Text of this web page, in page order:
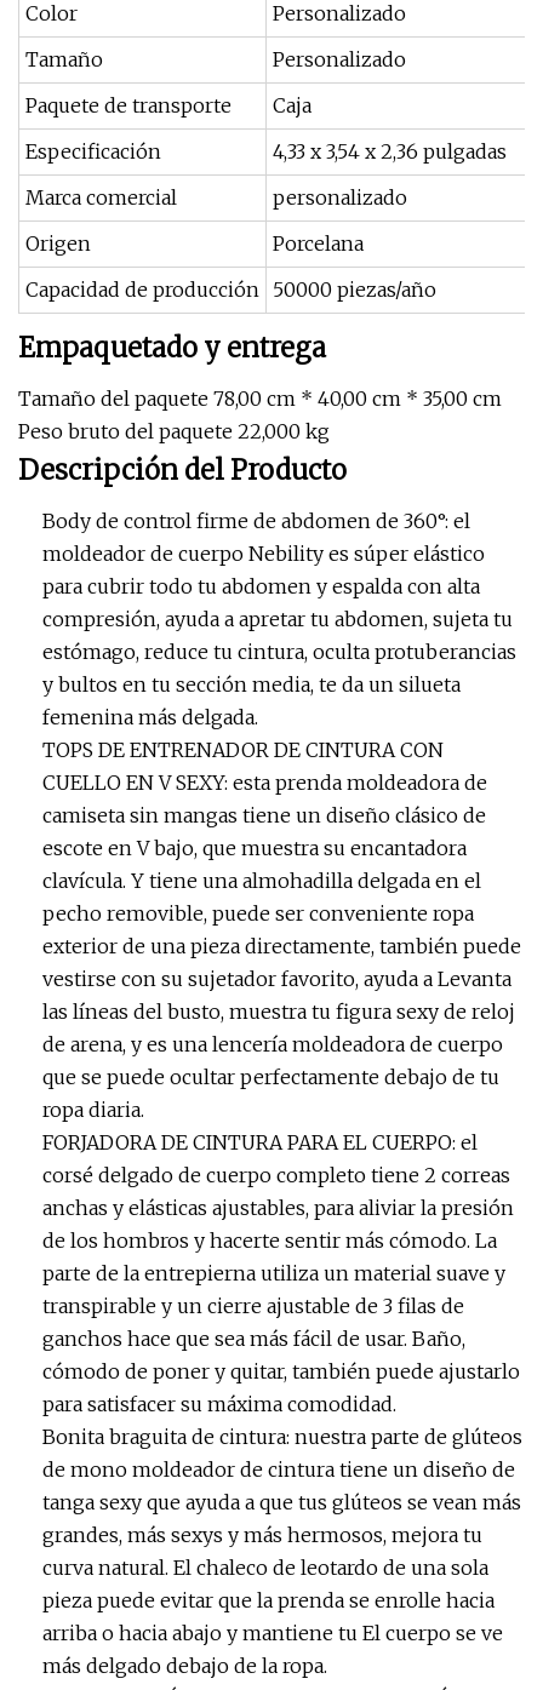
Color
Personalizado
Tamaño
Personalizado
Paquete de transporte
Caja
Especificación
4,33 x 3,54 x 2,36 pulgadas
Marca comercial
personalizado
Origen
Porcelana
Capacidad de producción 50000 piezas/año
Empaquetado y entrega
Tamaño del paquete 78,00 cm * 40,00 cm * 35,00 cm
Peso bruto del paquete 22,000 kg
Descripción del Producto
Body de control firme de abdomen de 360°: el
moldeador de cuerpo Nebility es súper elástico
para cubrir todo tu abdomen y espalda con alta
compresión, ayuda a apretar tu abdomen, sujeta tu
estómago, reduce tu cintura, oculta protuberancias
y bultos en tu sección media, te da un silueta
femenina más delgada.
TOPS DE ENTRENADOR DE CINTURA CON
CUELLO EN V SEXY: esta prenda moldeadora de
camiseta sin mangas tiene un diseño clásico de
escote en V bajo, que muestra su encantadora
clavícula. Y tiene una almohadilla delgada en el
pecho removible, puede ser conveniente ropa
exterior de una pieza directamente, también puede
vestirse con su sujetador favorito, ayuda a Levanta
las líneas del busto, muestra tu figura sexy de reloj
de arena, y es una lencería moldeadora de cuerpo
que se puede ocultar perfectamente debajo de tu
ropa diaria.
FORJADORA DE CINTURA PARA EL CUERPO: el
corsé delgado de cuerpo completo tiene 2 correas
anchas y elásticas ajustables, para aliviar la presión
de los hombros y hacerte sentir más cómodo. La
parte de la entrepierna utiliza un material suave y
transpirable y un cierre ajustable de 3 filas de
ganchos hace que sea más fácil de usar. Baño,
cómodo de poner y quitar, también puede ajustarlo
para satisfacer su máxima comodidad.
Bonita braguita de cintura: nuestra parte de glúteos
de mono moldeador de cintura tiene un diseño de
tanga sexy que ayuda a que tus glúteos se vean más
grandes, más sexys y más hermosos, mejora tu
curva natural. El chaleco de leotardo de una sola
pieza puede evitar que la prenda se enrolle hacia
arriba o hacia abajo y mantiene tu El cuerpo se ve
más delgado debajo de la ropa.